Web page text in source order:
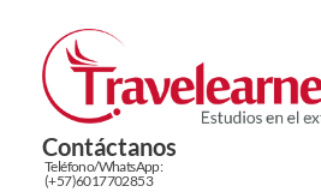
Contáctanos
Teléfono/WhatsApp:
(+57)6017702853